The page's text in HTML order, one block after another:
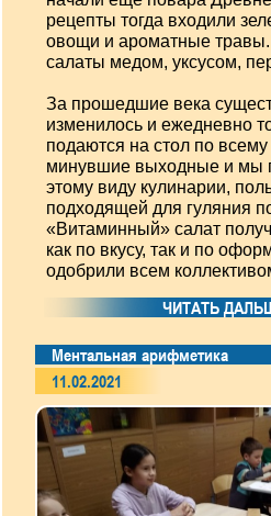
рецепты тогда входили
овощи и ароматные
салаты медом, уксусом,
За прошедшие века
изменилось и ежедневно
подаются на стол по
минувшие выходные и мы
этому виду кулинарии,
подходящей для гуляния
«Витаминный» салат
как по вкусу, так и по
одобрили всем
ЧИТАТЬ
Ментальная арифметика
11.02.2021